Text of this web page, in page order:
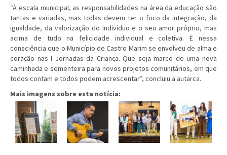
“À escala municipal, as responsabilidades na área da educação são
tantas e variadas, mas todas devem ter o foco da integração, da
igualdade, da valorização do individuo e o seu amor próprio, mas
acima de tudo na felicidade individual e coletiva. É nessa
consciência que o Município de Castro Marim se envolveu de alma e
coração nas I Jornadas da Criança. Que seja marco de uma nova
caminhada e sementeira para novos projetos comunitários, em que
todos contam e todos podem acrescentar”, concluiu a autarca.
Mais imagens sobre esta notícia: